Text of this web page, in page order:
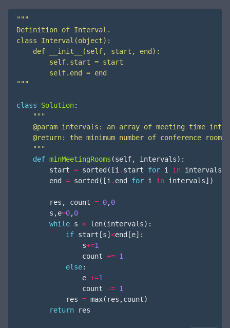
"""
class Solution:
    """
def minMeetingRooms (self, intervals):
start = sorted([i . start for i in intervals
end = sorted([i . end for i in intervals])
res , count = 0,0
s ,e=0,0
while s < len(intervals):
if start [s]<end[e]:
s+=1
count += 1
else:
e +=1
count
-= 1
res = max( res ,count)
return
res